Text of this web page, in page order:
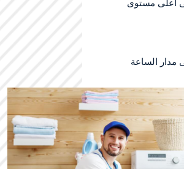
أعلى مستوى
مدار الساعة